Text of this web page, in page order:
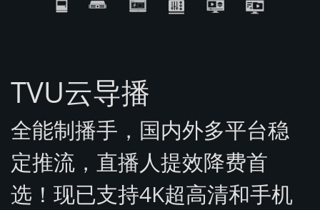
TVU云导播
全能制播手，国内外多平台稳
定推流，直播人提效降费首
选！现已支持4K超高清和手机